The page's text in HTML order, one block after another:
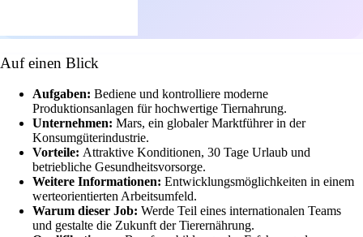
Auf einen Blick
Aufgaben: Bediene und kontrolliere moderne
Produktionsanlagen für hochwertige Tiernahrung.
Unternehmen: Mars, ein globaler Marktführer in der
Konsumgüterindustrie.
Vorteile: Attraktive Konditionen, 30 Tage Urlaub und
betriebliche Gesundheitsvorsorge.
Weitere Informationen: Entwicklungsmöglichkeiten in einem
werteorientierten Arbeitsumfeld.
Warum dieser Job: Werde Teil eines internationalen Teams
und gestalte die Zukunft der Tierernährung.